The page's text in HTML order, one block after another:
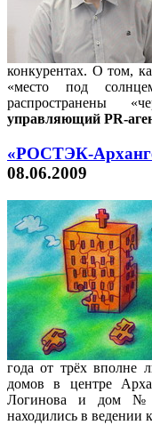
конкурентах. О том,
«место под
распространены
управляющий PR-
«РОСТЭК-
08.06.2009
года от трёх вполне
домов в центре
Логинова и дом
находились в ведении